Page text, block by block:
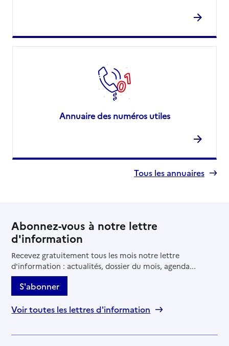
Annuaire des numéros utiles
Tous les annuaires
Abonnez-vous à notre lettre
d'information
Recevez gratuitement tous les mois notre lettre
d'information : actualités, dossier du mois, agenda...
S'abonner
Voir toutes les lettres d'information